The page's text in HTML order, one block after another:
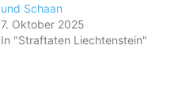
und Schaan
7. Oktober 2025
In "Straftaten Liechtenstein"